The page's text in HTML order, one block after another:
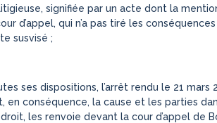
signifiée par un acte dont la
d’appel, qui n’a pas tiré les
susvisé ;
ses dispositions, l’arrêt rendu le 21
en conséquence, la cause et les parties
les renvoie devant la cour d’appel de